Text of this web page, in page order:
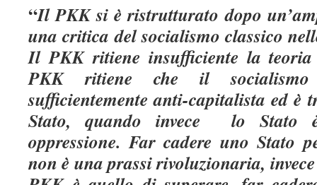
“Il PKK si è ristrutturato dopo
una critica del socialismo classico
Il PKK ritiene insufficiente la
PKK ritiene che il
sufficientemente anti-capitalista ed è
Stato, quando invece lo Stato
oppressione. Far cadere uno Stato
non è una prassi rivoluzionaria,